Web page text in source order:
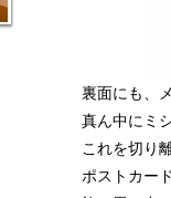
裏面にも、
真ん中にミ
これを切り
ポストカー